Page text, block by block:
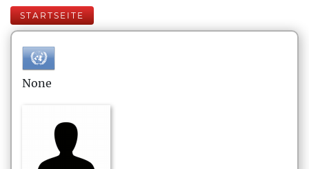
STARTSEITE
None